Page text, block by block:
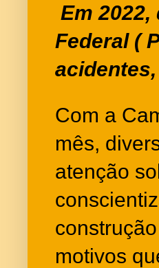
Em
Federal (
Com a
mês,
atenção
motivos